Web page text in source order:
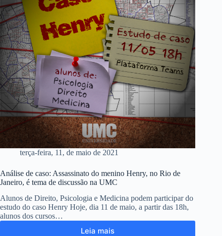
terça-feira, 11, de maio de 2021
Análise de caso: Assassinato do menino Henry, no Rio de
Janeiro, é tema de discussão na UMC
Alunos de Direito, Psicologia e Medicina podem participar do
estudo do caso Henry Hoje, dia 11 de maio, a partir das 18h,
alunos dos cursos…
Leia mais